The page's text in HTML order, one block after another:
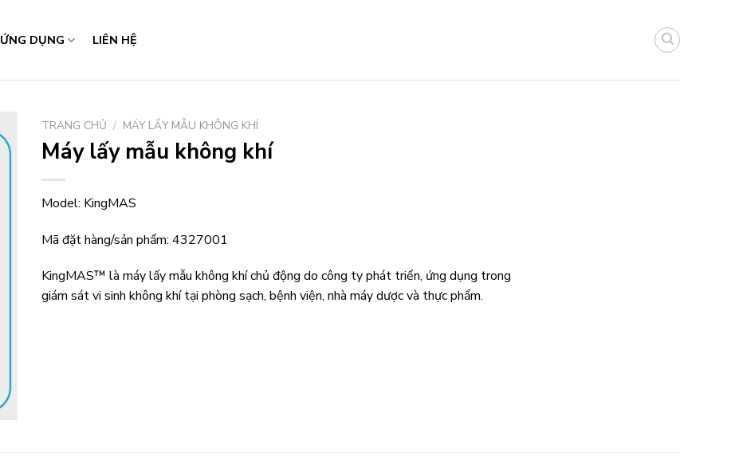
ỨNG DỤNG LIÊN HỆ
TRANG CHỦ / MÁY LẤY MẪU KHÔNG KHÍ
Máy lấy mẫu không khí
Model: KingMAS
Mã đặt hàng/sản phẩm: 4327001
KingMAS™ là máy lấy mẫu không khí chủ động do công ty phát triển, ứng dụng trong
giám sát vi sinh không khí tại phòng sạch, bệnh viện, nhà máy dược và thực phẩm.